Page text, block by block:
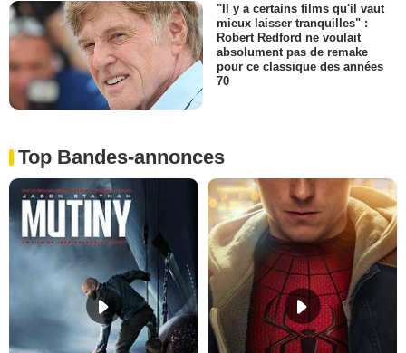
"Il y a certains films qu'il vaut
mieux laisser tranquilles" :
Robert Redford ne voulait
absolument pas de remake
pour ce classique des années
70
Top Bandes-annonces